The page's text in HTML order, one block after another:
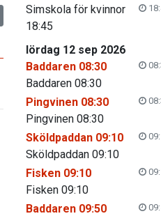
Simskola för kvinnor
18:45
lördag 12 sep 2026
Baddaren 08:30
Baddaren 08:30
Pingvinen 08:30
Pingvinen 08:30
Sköldpaddan 09:10
Sköldpaddan 09:10
Fisken 09:10
Fisken 09:10
Baddaren 09:50